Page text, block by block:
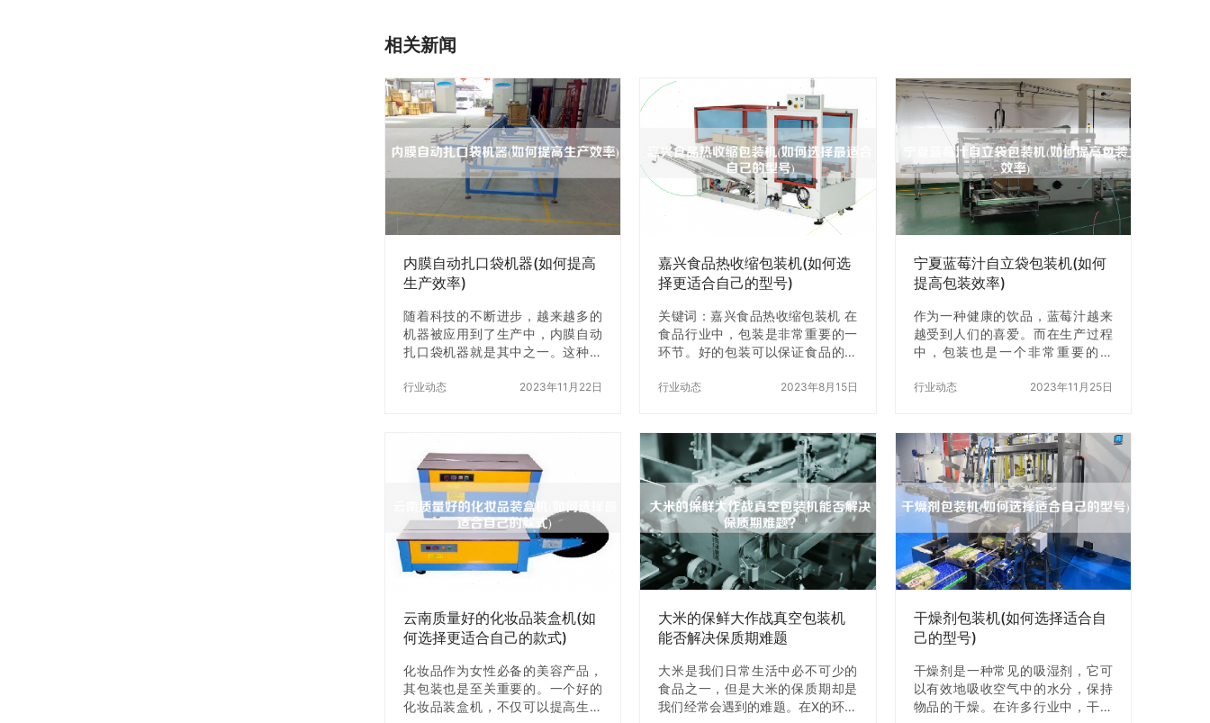
相关新闻
内膜自动扎口袋机器(如何提高
生产效率)
随着科技的不断进步，越来越多的
机器被应用到了生产中，内膜自动
扎口袋机器就是其中之一。这种机
生产效率，降低了人工成本。本文
口袋机器的基本原理 内膜自动扎口
袋机器是一种自动化生产设备，它
可以将内膜切割成一定长度，然后
通过扎口机构将其扎成袋子。这种
机器通常由输送机、切割机、扎口
机构、控制系统等部分组成。 二、
内膜自动扎口袋机器的使用方法 1.
准备工作 在使用内膜自动扎口袋机
器之前，需要先将内膜放在机器的
行业动态 2023年11月22日
嘉兴食品热收缩包装机(如何选
择更适合自己的型号)
关键词：嘉兴食品热收缩包装机 在
食品行业中，包装是非常重要的一
环节。好的包装可以保证食品的新
缩包装机就是一种非常常见的包装
选择z适合自己的型号呢？ 一、了
解嘉兴食品热收缩包装机的原理 嘉
兴食品热收缩包装机是一种利用热
收缩膜对产品进行包装的机器。其
原理是将热收缩膜套在产品外层，
然后通过加热使膜收缩紧贴在产品
表面，从而达到包装的目的。嘉兴
食品热收缩包装机可以适用于各种
形状的产品，如瓶子、罐子、盒子
行业动态 2023年8月15日
宁夏蓝莓汁自立袋包装机(如何
提高包装效率)
作为一种健康的饮品，蓝莓汁越来
越受到人们的喜爱。而在生产过程
中，包装也是一个非常重要的环
一种高效、快捷的包装设备，能够
的使用方法以及如何提高包装效
率。 一、宁夏蓝莓汁自立袋包装机
的使用方法 1.准备工作 首先需要将
宁夏蓝莓汁倒入自立袋中，然后将
自立袋放入包装机中。在放入自立
袋之前，需要先将自立袋打开，然
后将底部展开，使其能够自立。 2.
设置参数 包装机需要根据不同的袋
子大小和材质来设置参数。一般来
行业动态 2023年11月25日
云南质量好的化妆品装盒机(如
何选择更适合自己的款式)
化妆品作为女性必备的美容产品，
其包装也是至关重要的。一个好的
化妆品装盒机，不仅可以提高生产
大米的保鲜大作战真空包装机
能否解决保质期难题
大米是我们日常生活中必不可少的
食品之一，但是大米的保质期却是
我们经常会遇到的难题。在X的环境
干燥剂包装机(如何选择适合自
己的型号)
干燥剂是一种常见的吸湿剂，它可
以有效地吸收空气中的水分，保持
物品的干燥。在许多行业中，干燥